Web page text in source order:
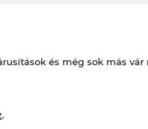
és még sok más vár
.